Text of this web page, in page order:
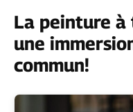
La peinture à
une
commun!